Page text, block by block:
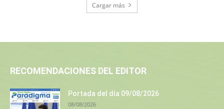
Cargar más
RECOMENDACIONES DEL EDITOR
Portada del día 09/08/2026
08/08/2026